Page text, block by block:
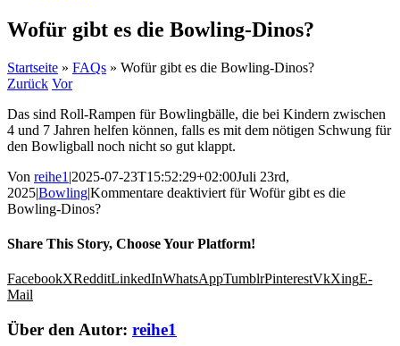
Wofür gibt es die Bowling-Dinos?
Startseite » FAQs » Wofür gibt es die Bowling-Dinos?
Zurück Vor
Das sind Roll-Rampen für Bowlingbälle, die bei Kindern zwischen
4 und 7 Jahren helfen können, falls es mit dem nötigen Schwung für
den Bowligball noch nicht so gut klappt.
Von reihe1 |2025-07-23T15:52:29+02:00Juli 23rd,
2025|Bowling|Kommentare deaktiviert für Wofür gibt es die
Bowling-Dinos?
Share This Story, Choose Your Platform!
FacebookXRedditLinkedInWhatsAppTumblrPinterestVkXingE-
Mail
Über den Autor: reihe1